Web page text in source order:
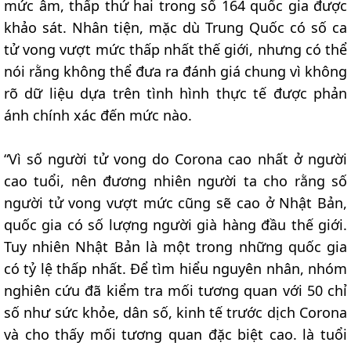
mức âm, thấp thứ hai trong số 164 quốc gia được
khảo sát. Nhân tiện, mặc dù Trung Quốc có số ca
tử vong vượt mức thấp nhất thế giới, nhưng có thể
nói rằng không thể đưa ra đánh giá chung vì không
rõ dữ liệu dựa trên tình hình thực tế được phản
ánh chính xác đến mức nào.
“Vì số người tử vong do Corona cao nhất ở người
cao tuổi, nên đương nhiên người ta cho rằng số
người tử vong vượt mức cũng sẽ cao ở Nhật Bản,
quốc gia có số lượng người già hàng đầu thế giới.
Tuy nhiên Nhật Bản là một trong những quốc gia
có tỷ lệ thấp nhất. Để tìm hiểu nguyên nhân, nhóm
nghiên cứu đã kiểm tra mối tương quan với 50 chỉ
số như sức khỏe, dân số, kinh tế trước dịch Corona
và cho thấy mối tương quan đặc biệt cao. là tuổi